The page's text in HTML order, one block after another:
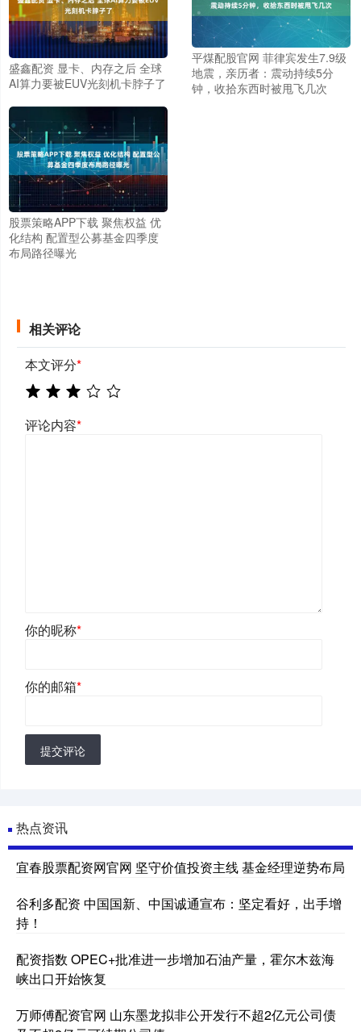
盛鑫配资 显卡、内存之后 全球
AI算力要被EUV光刻机卡脖子了
平煤配股官网 菲律宾发生7.9级
地震，亲历者：震动持续5分
钟，收拾东西时被甩飞几次
股票策略APP下载 聚焦权益 优
化结构 配置型公募基金四季度
布局路径曝光
相关评论
本文评分*
评论内容*
你的昵称*
你的邮箱*
提交评论
热点资讯
宜春股票配资网官网 坚守价值投资主线 基金经理逆势布局
谷利多配资 中国国新、中国诚通宣布：坚定看好，出手增
持！
配资指数 OPEC+批准进一步增加石油产量，霍尔木兹海
峡出口开始恢复
万师傅配资官网 山东墨龙拟非公开发行不超2亿元公司债